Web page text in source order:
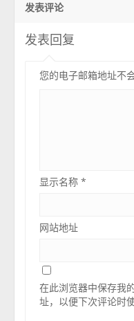
发表评论
发表回复
您的电子邮箱地址不
显示名称*
网站地址
在此浏览器中保存我
址，以便下次评论时使